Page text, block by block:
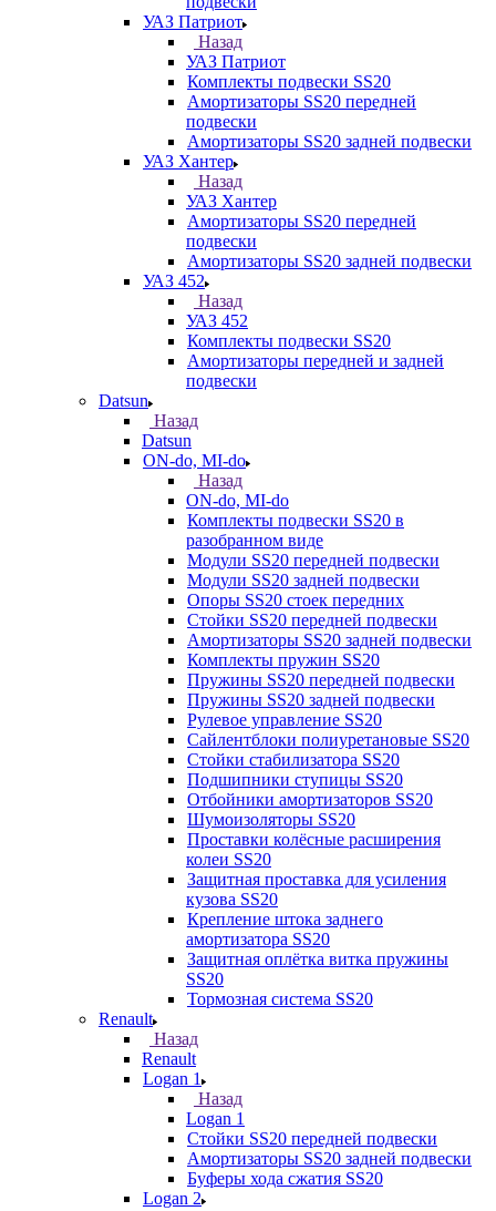
УАЗ Патриот
Назад
УАЗ Патриот
Комплекты подвески SS20
Амортизаторы SS20 передней
подвески
Амортизаторы SS20 задней подвески
УАЗ Хантер
Назад
УАЗ Хантер
Амортизаторы SS20 передней
подвески
Амортизаторы SS20 задней подвески
УАЗ 452
Назад
УАЗ 452
Комплекты подвески SS20
Амортизаторы передней и задней
подвески
Datsun
Назад
Datsun
ON-do, MI-do
Назад
ON-do, MI-do
Комплекты подвески SS20 в
разобранном виде
Модули SS20 передней подвески
Модули SS20 задней подвески
Опоры SS20 стоек передних
Стойки SS20 передней подвески
Амортизаторы SS20 задней подвески
Комплекты пружин SS20
Пружины SS20 передней подвески
Пружины SS20 задней подвески
Рулевое управление SS20
Сайлентблоки полиуретановые SS20
Стойки стабилизатора SS20
Подшипники ступицы SS20
Отбойники амортизаторов SS20
Шумоизоляторы SS20
Проставки колёсные расширения
колеи SS20
Защитная проставка для усиления
кузова SS20
Крепление штока заднего
амортизатора SS20
Защитная оплётка витка пружины
SS20
Тормозная система SS20
Renault
Назад
Renault
Logan 1
Назад
Logan 1
Стойки SS20 передней подвески
Амортизаторы SS20 задней подвески
Буферы хода сжатия SS20
Logan 2